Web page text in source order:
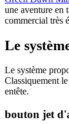
une aventure en
commercial très
Le
Le système
Classiquement
entête.
bouton jet